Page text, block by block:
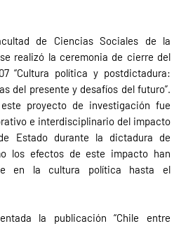
de Ciencias Sociales de la
realizó la ceremonia de cierre del
“Cultura política y postdictadura:
del presente y desafíos del futuro”.
proyecto de investigación fue
e interdisciplinario del impacto
Estado durante la dictadura de
los efectos de este impacto han
en la cultura política hasta el
la publicación “Chile entre